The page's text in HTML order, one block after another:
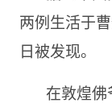
两例生活于
日被发现。
在敦煌